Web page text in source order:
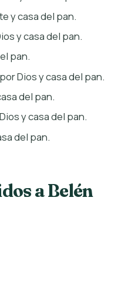
y casa del pan.
y casa del pan.
pan.
Dios y casa del pan.
del pan.
y casa del pan.
del pan.
a Belén